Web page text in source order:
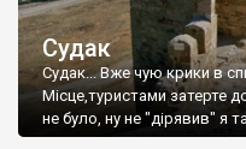
Судак
Судак... Вже чую крики в
Місце,туристами затерте
не було, ну не "дірявив" я